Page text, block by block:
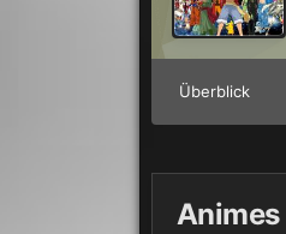
Überblick
Animes